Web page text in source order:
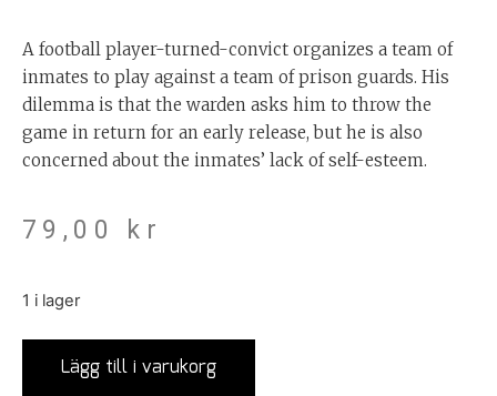
A football player-turned-convict organizes a team of
inmates to play against a team of prison guards. His
dilemma is that the warden asks him to throw the
game in return for an early release, but he is also
concerned about the inmates’ lack of self-esteem.
79,00 kr
1 i lager
Lägg till i varukorg